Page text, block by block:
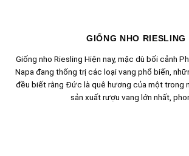
GIỐNG NHO RIESLING
Giống nho Riesling Hiện nay, mặc dù bối cảnh
Napa đang thống trị các loại vang phổ biến,
đều biết rằng Đức là quê hương của một trong
sản xuất rượu vang lớn nhất,